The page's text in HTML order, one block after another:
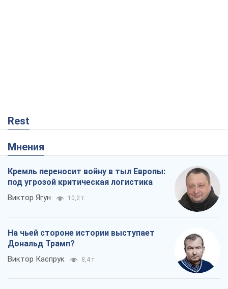
Rest
Мнения
Кремль переносит войну в тыл Европы:
под угрозой критическая логистика
Виктор Ягун 10,2 т.
На чьей стороне истории выступает
Дональд Трамп?
Виктор Каспрук 8,4 т.